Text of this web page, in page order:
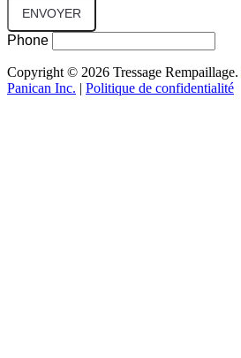
ENVOYER
Phone
Copyright © 2026 Tressage Rempaillage.
Panican Inc. | Politique de confidentialité